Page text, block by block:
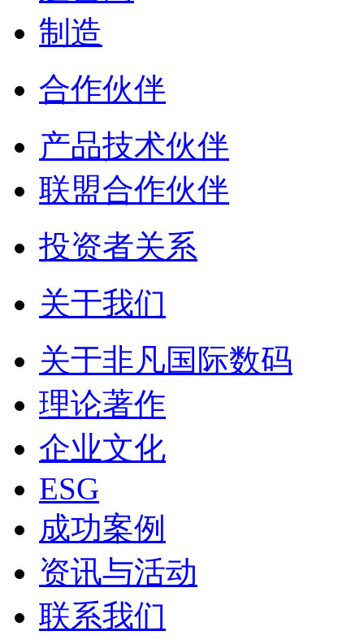
制造
合作伙伴
产品技术伙伴
联盟合作伙伴
投资者关系
关于我们
关于非凡国际数码
理论著作
企业文化
ESG
成功案例
资讯与活动
联系我们